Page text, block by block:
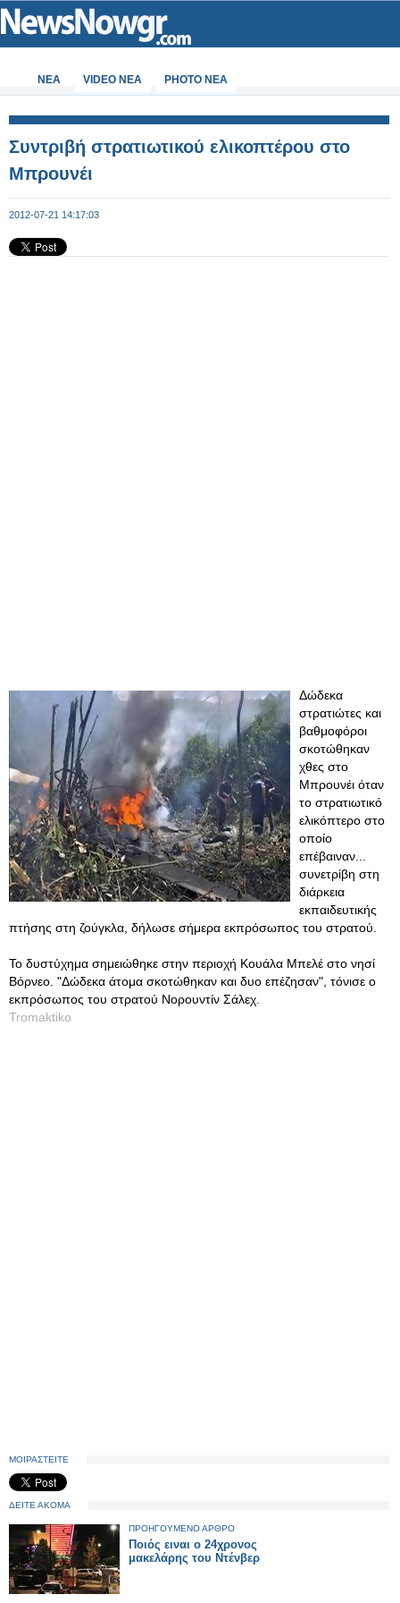
ΝΕΑ VIDEO NEA PHOTO NEA
Συντριβή στρατιωτικού ελικοπτέρου στο
Μπρουνέι
2012-07-21 14:17:03
Δώδεκα
στρατιώτες και
βαθμοφόροι
σκοτώθηκαν
χθες στο
Μπρουνέι όταν
το στρατιωτικό
ελικόπτερο στο
οποίο
επέβαιναν...
συνετρίβη στη
διάρκεια
εκπαιδευτικής
πτήσης στη ζούγκλα, δήλωσε σήμερα εκπρόσωπος του στρατού.
Το δυστύχημα σημειώθηκε στην περιοχή Κουάλα Μπελέ στο νησί
Βόρνεο. "Δώδεκα άτομα σκοτώθηκαν και δυο επέζησαν", τόνισε ο
εκπρόσωπος του στρατού Νορουντίν Σάλεχ.
Tromaktiko
ΜΟΙΡΑΣΤΕΙΤΕ
ΔΕΙΤΕ ΑΚΟΜΑ
ΠΡΟΗΓΟΥΜΕΝΟ ΑΡΘΡΟ
Ποιός ειναι ο 24χρονος
μακελάρης του Ντένβερ